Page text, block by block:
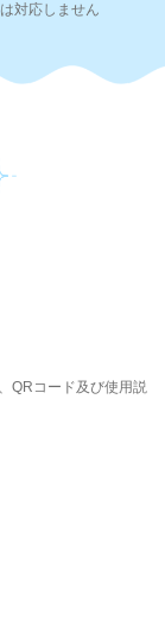
対応しません
QRコード及び使用説